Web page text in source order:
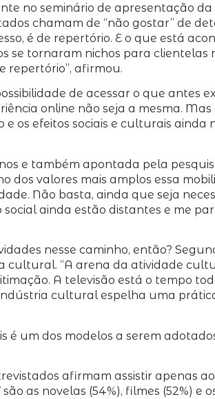
no seminário de apresentação
chamam de “não gostar” de
é de repertório. E o que está
se tornaram nichos para
repertório”, afirmou.
de acessar o que
online não seja a mesma.
os efeitos sociais e culturais ainda
e também apontada pela
dos valores mais amplos essa
Não basta, ainda que seja
ainda estão distantes e me
nesse caminho, então?
cultural. “A arena da atividade
A televisão está o tempo
cultural espelha uma
um dos modelos a serem
afirmam assistir apenas
as novelas (54%), filmes (52%) e